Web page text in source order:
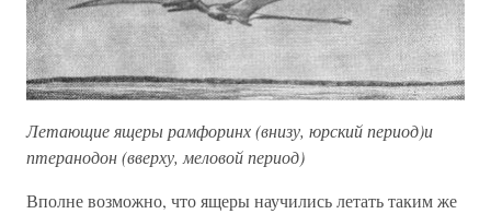
Летающие ящеры рамфоринх (внизу, юрский период)и
птеранодон (вверху, меловой период)
Вполне возможно, что ящеры научились летать таким же